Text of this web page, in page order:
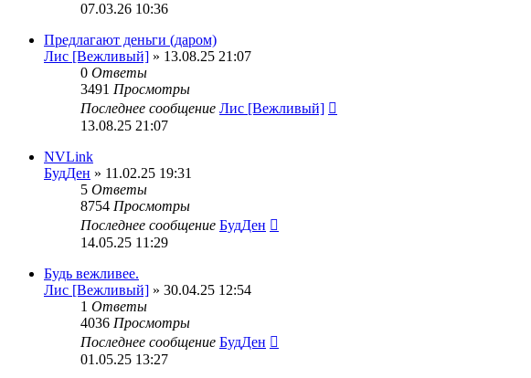
07.03.26 10:36
Предлагают деньги (даром)
Лис [Вежливый] » 13.08.25 21:07
0 Ответы
3491 Просмотры
Последнее сообщение Лис [Вежливый]
13.08.25 21:07
NVLink
БудДен » 11.02.25 19:31
5 Ответы
8754 Просмотры
Последнее сообщение БудДен
14.05.25 11:29
Будь вежливее.
Лис [Вежливый] » 30.04.25 12:54
1 Ответы
4036 Просмотры
Последнее сообщение БудДен
01.05.25 13:27